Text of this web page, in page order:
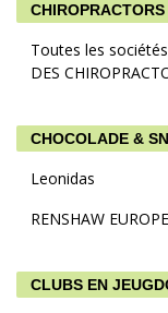
CHIROPRACTORS
Toutes les
DES
CHOCOLADE &
Leonidas
RENSHAW EUROPE
CLUBS EN